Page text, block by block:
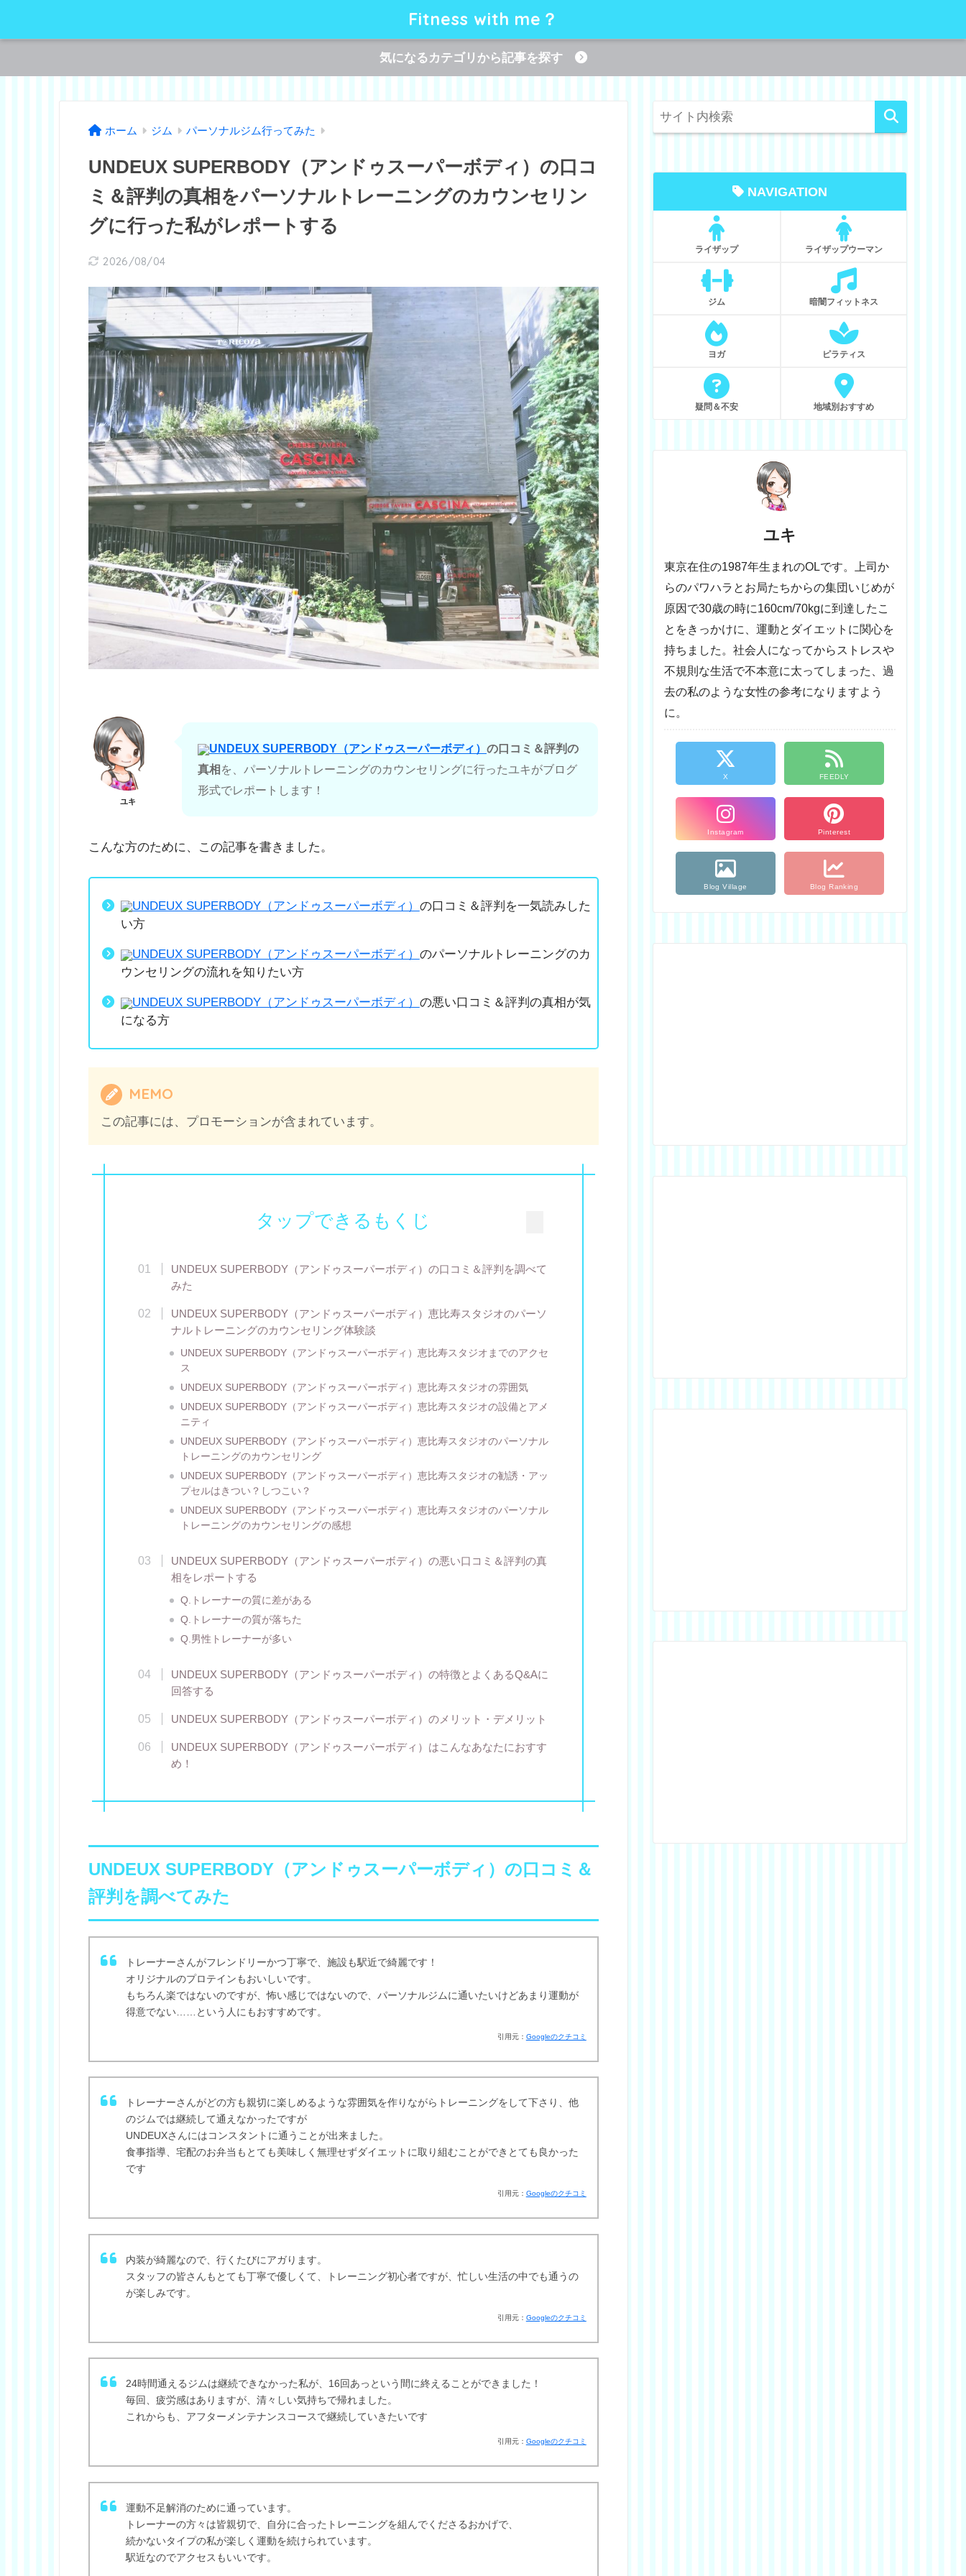
Fitness with me？
気になるカテゴリから記事を探す
ホーム ジム パーソナルジム行ってみた
UNDEUX SUPERBODY（アンドゥスーパーボディ）の口コ
ミ＆評判の真相をパーソナルトレーニングのカウンセリン
グに行った私がレポートする
2026/08/04
ユキ
UNDEUX SUPERBODY（アンドゥスーパーボディ） の口コミ＆評判の
真相を、パーソナルトレーニングのカウンセリングに行ったユキがブログ
形式でレポートします！
こんな方のために、この記事を書きました。
UNDEUX SUPERBODY（アンドゥスーパーボディ） の口コミ＆評判を一気読みした
い方
UNDEUX SUPERBODY（アンドゥスーパーボディ） のパーソナルトレーニングのカ
ウンセリングの流れを知りたい方
UNDEUX SUPERBODY（アンドゥスーパーボディ） の悪い口コミ＆評判の真相が気
になる方
MEMO
この記事には、プロモーションが含まれています。
タップできるもくじ
UNDEUX SUPERBODY（アンドゥスーパーボディ）の口コミ＆評判を調べて
みた
UNDEUX SUPERBODY（アンドゥスーパーボディ）恵比寿スタジオのパーソ
ナルトレーニングのカウンセリング体験談
UNDEUX SUPERBODY（アンドゥスーパーボディ）恵比寿スタジオまでのアクセ
ス
UNDEUX SUPERBODY（アンドゥスーパーボディ）恵比寿スタジオの雰囲気
UNDEUX SUPERBODY（アンドゥスーパーボディ）恵比寿スタジオの設備とアメ
ニティ
UNDEUX SUPERBODY（アンドゥスーパーボディ）恵比寿スタジオのパーソナル
トレーニングのカウンセリング
UNDEUX SUPERBODY（アンドゥスーパーボディ）恵比寿スタジオの勧誘・アッ
プセルはきつい？しつこい？
UNDEUX SUPERBODY（アンドゥスーパーボディ）恵比寿スタジオのパーソナル
トレーニングのカウンセリングの感想
UNDEUX SUPERBODY（アンドゥスーパーボディ）の悪い口コミ＆評判の真
相をレポートする
Q.トレーナーの質に差がある
Q.トレーナーの質が落ちた
Q.男性トレーナーが多い
UNDEUX SUPERBODY（アンドゥスーパーボディ）の特徴とよくあるQ&Aに
回答する
UNDEUX SUPERBODY（アンドゥスーパーボディ）のメリット・デメリット
UNDEUX SUPERBODY（アンドゥスーパーボディ）はこんなあなたにおすす
め！
UNDEUX SUPERBODY（アンドゥスーパーボディ）の口コミ＆
評判を調べてみた
トレーナーさんがフレンドリーかつ丁寧で、施設も駅近で綺麗です！
オリジナルのプロテインもおいしいです。
もちろん楽ではないのですが、怖い感じではないので、パーソナルジムに通いたいけどあまり運動が
得意でない……という人にもおすすめです。
引用元： Googleのクチコミ
トレーナーさんがどの方も親切に楽しめるような雰囲気を作りながらトレーニングをして下さり、他
のジムでは継続して通えなかったですが
UNDEUXさんにはコンスタントに通うことが出来ました。
食事指導、宅配のお弁当もとても美味しく無理せずダイエットに取り組むことができとても良かった
です
引用元： Googleのクチコミ
内装が綺麗なので、行くたびにアガります。
スタッフの皆さんもとても丁寧で優しくて、トレーニング初心者ですが、忙しい生活の中でも通うの
が楽しみです。
引用元： Googleのクチコミ
24時間通えるジムは継続できなかった私が、16回あっという間に終えることができました！
毎回、疲労感はありますが、清々しい気持ちで帰れました。
これからも、アフターメンテナンスコースで継続していきたいです
引用元： Googleのクチコミ
運動不足解消のために通っています。
トレーナーの方々は皆親切で、自分に合ったトレーニングを組んでくださるおかげで、
続かないタイプの私が楽しく運動を続けられています。
駅近なのでアクセスもいいです。
NAVIGATION
ライザップ ライザップウーマン
ジム 暗闇フィットネス
ヨガ ピラティス
疑問＆不安 地域別おすすめ
ユキ
東京在住の1987年生まれのOLです。上司か
らのパワハラとお局たちからの集団いじめが
原因で30歳の時に160cm/70kgに到達したこ
とをきっかけに、運動とダイエットに関心を
持ちました。社会人になってからストレスや
不規則な生活で不本意に太ってしまった、過
去の私のような女性の参考になりますよう
に。
X FEEDLY
Instagram Pinterest
Blog Village Blog Ranking